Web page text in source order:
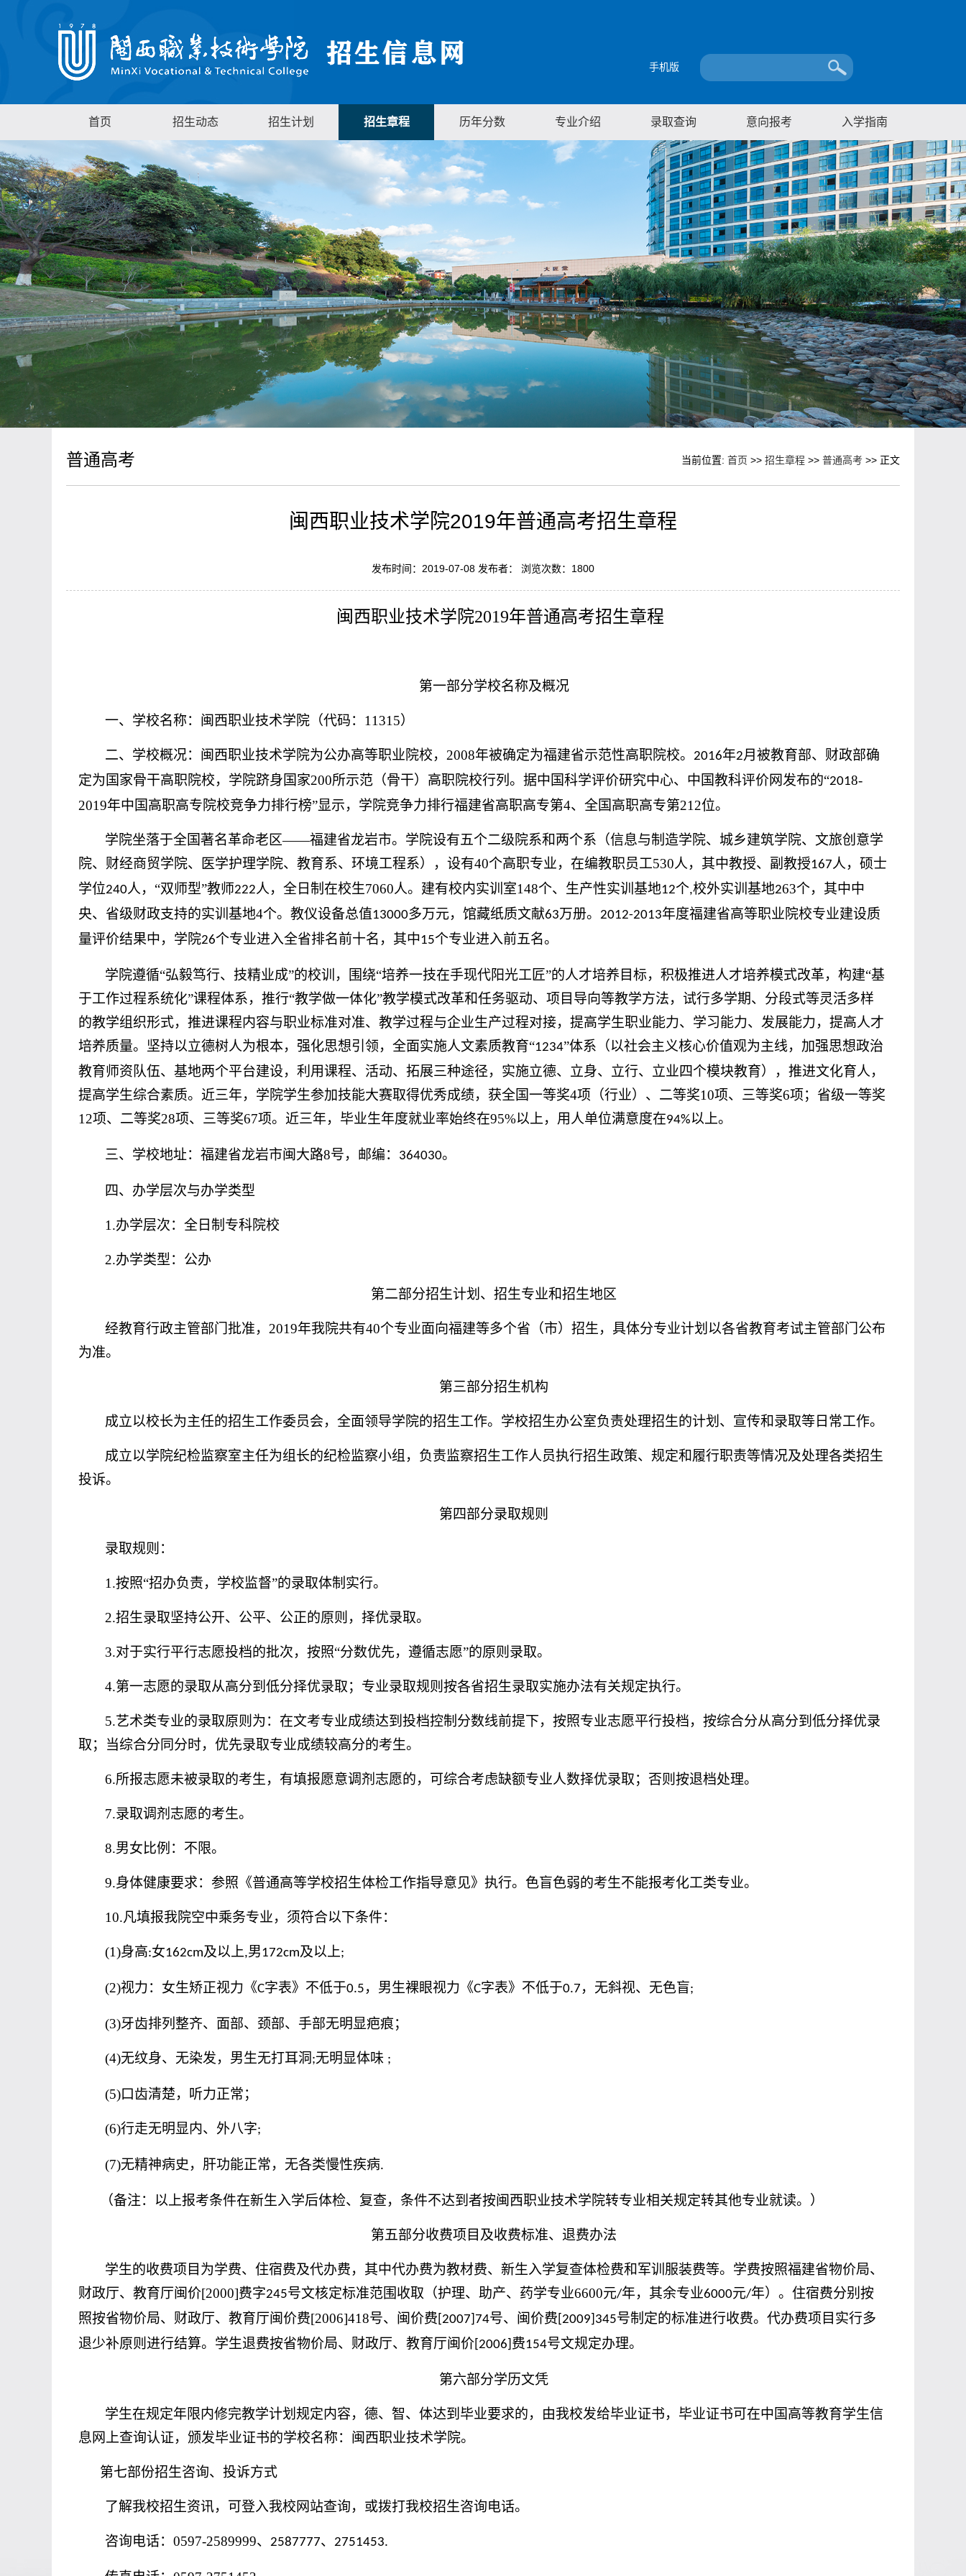
手机版
首页 招生动态 招生计划 招生章程 历年分数 专业介绍 录取查询 意向报考 入学指南
普通高考 当前位置: 首页 >> 招生章程 >> 普通高考 >> 正文
闽西职业技术学院2019年普通高考招生章程
发布时间：2019-07-08 发布者： 浏览次数： 1800
闽西职业技术学院2019年普通高考招生章程
第一部分学校名称及概况
一、学校名称：闽西职业技术学院（代码： 11315）
二、学校概况：闽西职业技术学院为公办高等职业院校， 2008年被确定为福建省示范性高职院校。 2016年2月被教育部、财政部确
定为 国家骨干高职院校， 学院跻身国家200所示范（骨干）高职院校行列。据中国科学评价研究中心、中国教科评价网发布的“2018-
2019年中国高职高专院校竞争力排行榜”显示，学院竞争力排行福建省高职高专第4、全国高职高专第212位。
学院坐落于全国著名革命老区——福建省龙岩市。学院设有五个二级院系和两个系（信息与制造学院、城乡建筑学院、文旅创意学
院、财经商贸学院、医学护理学院、教育系、环境工程系），设有40个高职专业，在编教职员工530人，其中教授、副教授167人，硕士
学位240人，“双师型”教师222人，全日制在校生7060人。建有校内实训室148个、生产性实训基地12个,校外实训基地263个，其中中
央、省级财政支持的实训基地4个。教仪设备总值13000多万元，馆藏纸质文献63万册。 2012-2013年度福建省高等职业院校专业建设质
量评价结果中，学院26个专业进入全省排名前十名，其中15个专业进入前五名。
学院遵循“弘毅笃行、技精业成”的校训，围绕“培养一技在手现代阳光工匠”的人才培养目标，积极推进人才培养模式改革，构建“基
于工作过程系统化”课程体系，推行“教学做一体化”教学模式改革和任务驱动、项目导向等教学方法，试行多学期、分段式等灵活多样
的教学组织形式，推进课程内容与职业标准对准、教学过程与企业生产过程对接，提高学生职业能力、学习能力、发展能力，提高人才
培养质量。坚持以立德树人为根本，强化思想引领，全面实施人文素质教育“1234”体系（以社会主义核心价值观为主线，加强思想政治
教育师资队伍、基地两个平台建设，利用课程、活动、拓展三种途径，实施立德、立身、立行、立业四个模块教育），推进文化育人，
提高学生综合素质。近三年，学院学生参加技能大赛取得优秀成绩，获全国一等奖4项（行业）、二等奖10项、三等奖6项；省级一等奖
1 2项、二等奖28项、三等奖67项。近三年，毕业生年度就业率始终在95%以上，用人单位满意度在94%以上。
三、学校地址：福建省龙岩市闽大路8号，邮编： 364030。
四、办学层次与办学类型
1.办学层次：全日制专科院校
2.办学类型：公办
第二部分招生计划、招生专业和招生地区
经教育行政主管部门批准， 2019年我院共有40个专业面向福建等多个省（市）招生，具体分专业计划以各省教育考试主管部门公布
为准。
第三部分招生机构
成立以校长为主任的招生工作委员会，全面领导学院的招生工作。学校招生办公室负责处理招生的计划、宣传和录取等日常工作。
成立以学院纪检监察室主任为组长的纪检监察小组，负责监察招生工作人员执行招生政策、规定和履行职责等情况及处理各类招生
投诉。
第四部分录取规则
录取规则：
1.按照“招办负责，学校监督”的录取体制实行。
2.招生录取坚持公开、公平、公正的原则，择优录取。
3.对于实行平行志愿投档的批次，按照“分数优先，遵循志愿”的原则录取。
4.第一志愿的录取从高分到低分择优录取；专业录取规则按各省招生录取实施办法有关规定执行。
5.艺术类专业的录取原则为：在文考专业成绩达到投档控制分数线前提下，按照专业志愿平行投档，按综合分从高分到低分择优录
取；当综合分同分时，优先录取专业成绩较高分的考生。
6.所报志愿未被录取的考生，有填报愿意调剂志愿的，可综合考虑缺额专业人数择优录取；否则按退档处理。
7.录取调剂志愿的考生。
8.男女比例：不限。
9.身体健康要求：参照《普通高等学校招生体检工作指导意见》执行。色盲色弱的考生不能报考化工类专业。
10.凡填报我院空中乘务专业，须符合以下条件：
(1)身高:女162cm及以上,男172cm及以上;
(2)视力：女生矫正视力《C字表》不低于0.5 ，男生裸眼视力《C字表》不低于0.7 ，无斜视、无色盲;
(3)牙齿排列整齐、面部、颈部、手部无明显疤痕；
(4)无纹身、无染发，男生无打耳洞 ;无明显体味 ;
(5)口齿清楚，听力正常；
(6)行走无明显内、外八字;
(7)无精神病史，肝功能正常，无各类慢性疾病.
（备注：以上报考条件在新生入学后体检、复查，条件不达到者按闽西职业技术学院转专业相关规定转其他专业就读。）
第五部分收费项目及收费标准、退费办法
学生的收费项目为学费、住宿费及代办费，其中代办费为教材费、新生入学复查体检费和军训服装费等。学费按照福建省物价局、
财政厅、教育厅闽价[2000]费字245号文核定标准范围收取 （护理、助产、药学专业6600元/年，其余专业6000元/年）。住宿费分别按
照按省物价局、财政厅、教育厅闽价费[2006]418号、闽价费 [2007]74号、闽价费 [2009]345号制定的标准进行收费。代办费项目实行多
退少补原则进行结算。学生退费按省物价局、财政厅、教育厅闽价 [2006] 费154号文规定办理。
第六部分学历文凭
学生在规定年限内修完教学计划规定内容，德、智、体达到毕业要求的，由我校发给毕业证书，毕业证书可在中国高等教育学生信
息网上查询认证，颁发毕业证书的学校名称：闽西职业技术学院。
第七部份招生咨询、投诉方式
了解我校招生资讯，可登入我校网站查询，或拨打我校招生咨询电话。
咨询电话：0597-2589999、 2587777、 2751453.